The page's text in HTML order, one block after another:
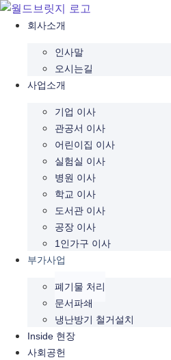
콘
회사소개
인사말
오시는길
사업소개
기업 이사
관공서 이사
어린이집 이사
실험실 이사
병원 이사
학교 이사
도서관 이사
공장 이사
1인가구 이사
부가사업
폐기물 처리
문서파쇄
냉난방기 철거설치
Inside 현장
사회공헌